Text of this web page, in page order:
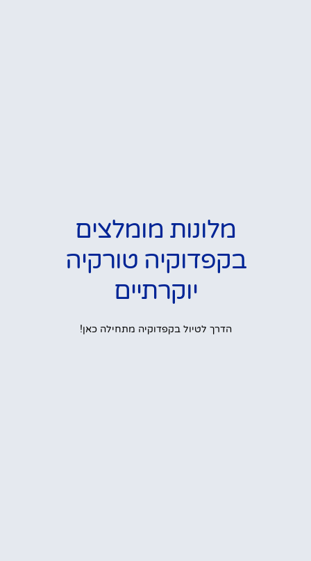
מלונות מומלצים
בקפדוקיה טורקיה
יוקרתיים
הדרך לטיול בקפדוקיה מתחילה כאן!